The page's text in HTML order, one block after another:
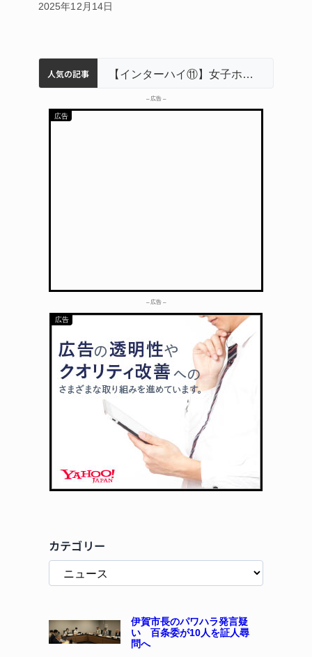
2025年12月14日
人気の記事
名張市立病院のDMAT、熊本地震の被災地へ 能登以来3回目の派遣
【インターハイ⑨】ソフトテニス ミス減らし上位狙う 近大高専
リレーで東海中学総体へ 伊賀・名張
【インターハイ⑪】女子ホッケー 悲願の初出場、個性生かす 名張青峰
– 広告 –
– 広告 –
カテゴリー
伊賀市長のパワハラ発言疑
い 百条委が10人を証人尋
問へ